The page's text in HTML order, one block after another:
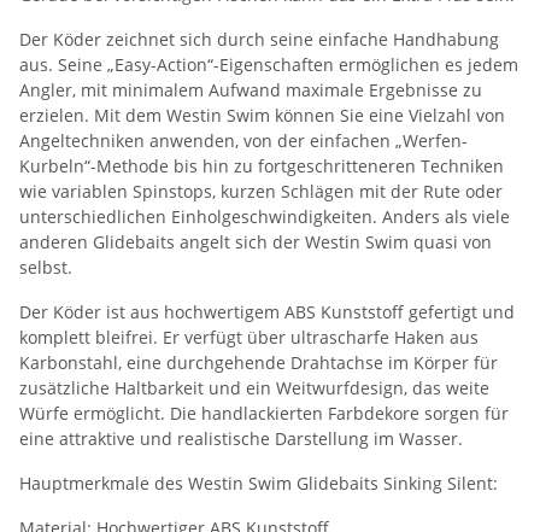
Der Köder zeichnet sich durch seine einfache Handhabung
aus. Seine „Easy-Action“-Eigenschaften ermöglichen es jedem
Angler, mit minimalem Aufwand maximale Ergebnisse zu
erzielen. Mit dem Westin Swim können Sie eine Vielzahl von
Angeltechniken anwenden, von der einfachen „Werfen-
Kurbeln“-Methode bis hin zu fortgeschritteneren Techniken
wie variablen Spinstops, kurzen Schlägen mit der Rute oder
unterschiedlichen Einholgeschwindigkeiten. Anders als viele
anderen Glidebaits angelt sich der Westin Swim quasi von
selbst.
Der Köder ist aus hochwertigem ABS Kunststoff gefertigt und
komplett bleifrei. Er verfügt über ultrascharfe Haken aus
Karbonstahl, eine durchgehende Drahtachse im Körper für
zusätzliche Haltbarkeit und ein Weitwurfdesign, das weite
Würfe ermöglicht. Die handlackierten Farbdekore sorgen für
eine attraktive und realistische Darstellung im Wasser.
Hauptmerkmale des Westin Swim Glidebaits Sinking Silent:
Material: Hochwertiger ABS Kunststoff